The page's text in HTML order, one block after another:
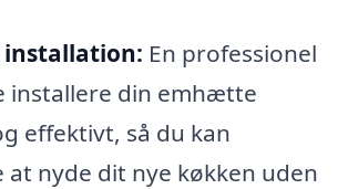
installation: En professionel
installere din emhætte
effektivt, så du kan
at nyde dit nye køkken uden